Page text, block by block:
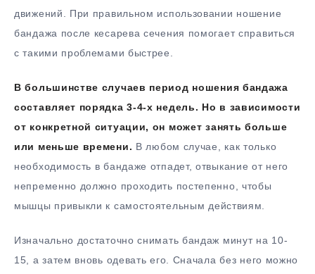
движений. При правильном использовании ношение
бандажа после кесарева сечения помогает справиться
с такими проблемами быстрее.
В большинстве случаев период ношения бандажа
составляет порядка 3-4-х недель. Но в зависимости
от конкретной ситуации, он может занять больше
или меньше времени. В любом случае, как только
необходимость в бандаже отпадет, отвыкание от него
непременно должно проходить постепенно, чтобы
мышцы привыкли к самостоятельным действиям.
Изначально достаточно снимать бандаж минут на 10-
15, а затем вновь одевать его. Сначала без него можно